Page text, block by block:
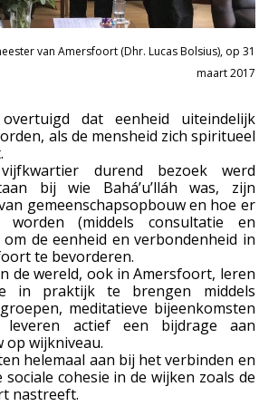
van Amersfoort (Dhr. Lucas Bolsius), op 31
maart 2017
dat eenheid uiteindelijk
als de mensheid zich spiritueel
durend bezoek werd
bij wie Bahá’u’lláh was, zijn
gemeenschapsopbouw en hoe er
worden (middels consultatie en
de eenheid en verbondenheid in
te bevorderen.
de wereld, ook in Amersfoort, leren
in praktijk te brengen middels
meditatieve bijeenkomsten
actief een bijdrage aan
op wijkniveau.
helemaal aan bij het verbinden en
cohesie in de wijken zoals de
nastreeft.